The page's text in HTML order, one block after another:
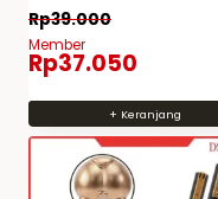
Dinilai
5
Rp39.000
Member
Rp37.050
+ Keranjang